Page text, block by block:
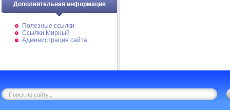
Дополнительная информация
Полезные ссылки
Ссылки Мирный
Администрация сайта